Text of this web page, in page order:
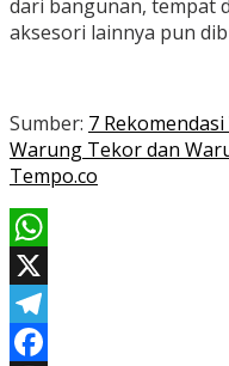
dari bangunan, tempat
aksesori lainnya pun
Sumber: 7
Warung Tekor dan
Tempo.co
WhatsApp
X
Telegram